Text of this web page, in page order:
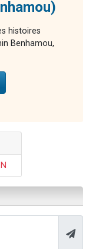
histoires
Benhamou,